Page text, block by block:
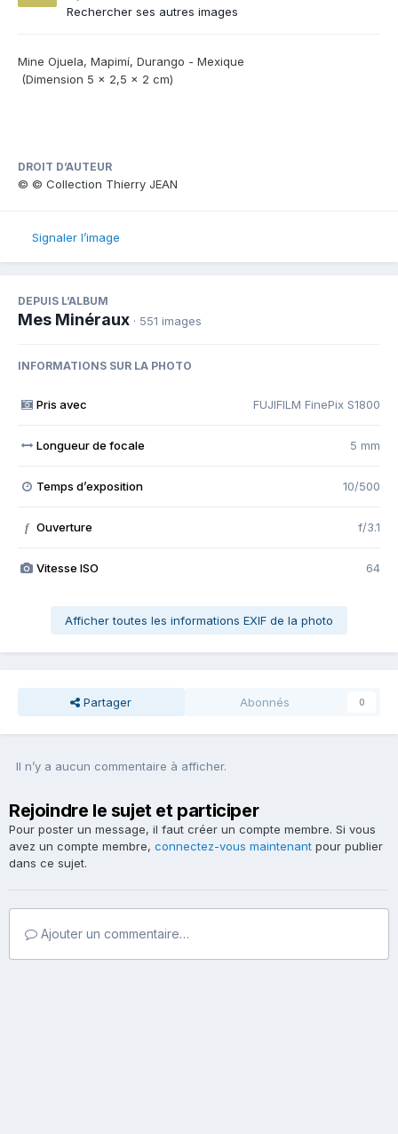
Rechercher ses autres images
Mine Ojuela, Mapimí, Durango - Mexique
(Dimension 5 x 2,5 x 2 cm)
DROIT D’AUTEUR
© © Collection Thierry JEAN
Signaler l’image
DEPUIS L’ALBUM
Mes Minéraux · 551 images
INFORMATIONS SUR LA PHOTO
Pris avec FUJIFILM FinePix S1800
Longueur de focale 5 mm
Temps d’exposition 10/500
f Ouverture f/3.1
Vitesse ISO 64
Afficher toutes les informations EXIF de la photo
Partager Abonnés 0
Il n’y a aucun commentaire à afficher.
Rejoindre le sujet et participer
Pour poster un message, il faut créer un compte membre. Si vous
avez un compte membre, connectez-vous maintenant pour publier
dans ce sujet.
Ajouter un commentaire…